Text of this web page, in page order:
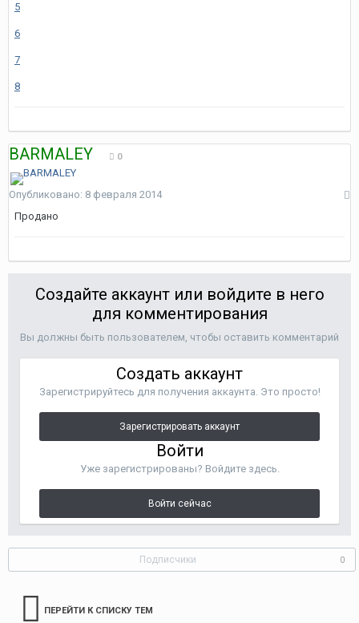
5
6
7
8
BARMALEY 0
Опубликовано: 8 февраля 2014
Продано
Создайте аккаунт или войдите в него
для комментирования
Вы должны быть пользователем, чтобы оставить комментарий
Создать аккаунт
Зарегистрируйтесь для получения аккаунта. Это просто!
Зарегистрировать аккаунт
Войти
Уже зарегистрированы? Войдите здесь.
Войти сейчас
Подписчики 0
ПЕРЕЙТИ К СПИСКУ ТЕМ